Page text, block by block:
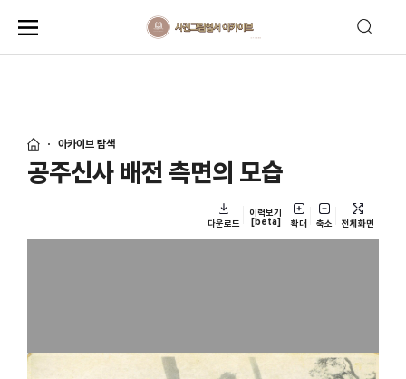
아카이브 탐색
공주신사 배전 측면의 모습
다운로드
이력보기
[beta]
확대 축소 전체화면